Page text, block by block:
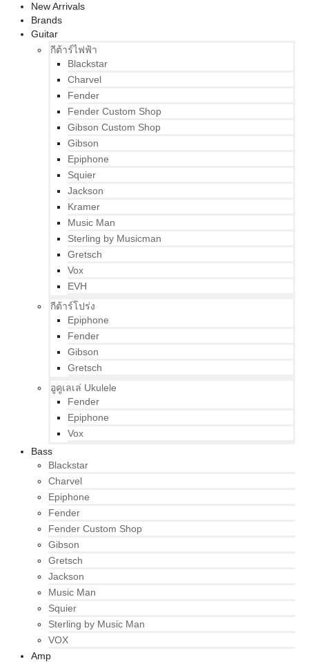
New Arrivals
Brands
Guitar
กีต้าร์ไฟฟ้า
Blackstar
Charvel
Fender
Fender Custom Shop
Gibson Custom Shop
Gibson
Epiphone
Squier
Jackson
Kramer
Music Man
Sterling by Musicman
Gretsch
Vox
EVH
กีต้าร์โปร่ง
Epiphone
Fender
Gibson
Gretsch
อูคูเลเล่ Ukulele
Fender
Epiphone
Vox
Bass
Blackstar
Charvel
Epiphone
Fender
Fender Custom Shop
Gibson
Gretsch
Jackson
Music Man
Squier
Sterling by Music Man
VOX
Amp